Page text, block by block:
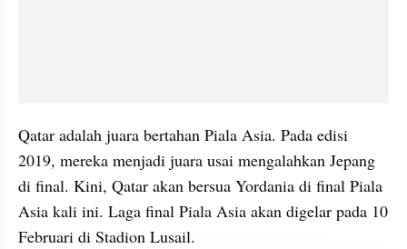
Qatar adalah juara bertahan Piala Asia. Pada edisi
2019, mereka menjadi juara usai mengalahkan Jepang
di final. Kini, Qatar akan bersua Yordania di final Piala
Asia kali ini. Laga final Piala Asia akan digelar pada 10
Februari di Stadion Lusail.